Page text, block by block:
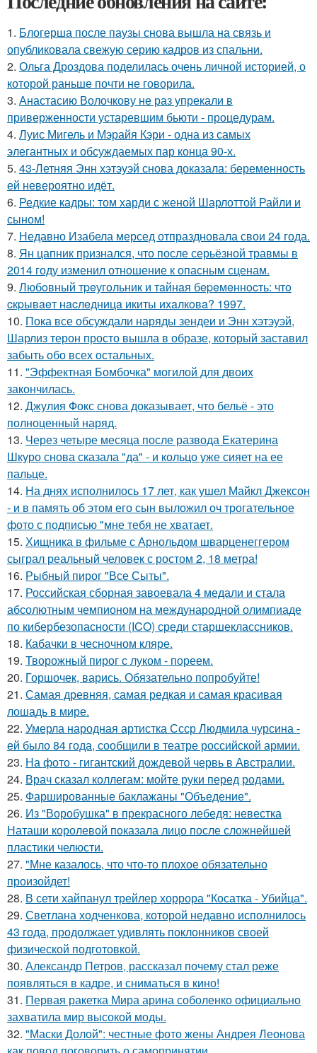
1. Блогерша после паузы снова вышла на связь и
опубликовала свежую серию кадров из спальни.
2. Ольга Дроздова поделилась очень личной историей, о
которой раньше почти не говорила.
3. Анастасию Волочкову не раз упрекали в
приверженности устаревшим бьюти - процедурам.
4. Луис Мигель и Мэрайя Кэри - одна из самых
элегантных и обсуждаемых пар конца 90-х.
5. 43-Летняя Энн хэтэуэй снова доказала: беременность
ей невероятно идёт.
6. Редкие кадры: том харди с женой Шарлоттой Райли и
сыном!
7. Недавно Изабела мерсед отпраздновала свои 24 года.
8. Ян цапник признался, что после серьёзной травмы в
2014 году изменил отношение к опасным сценам.
9. Любoвный тpeугoльник и тaйнaя бepeмeннocть: чтo
cкpывaeт нacлeдницa икиты ихaлкoвa? 1997.
10. Пока все обсуждали наряды зендеи и Энн хэтэуэй,
Шарлиз терон просто вышла в образе, который заставил
забыть обо всех остальных.
11. "Эффектная Бомбочка" могилой для двоих
закончилась.
12. Джулия Фокс снова доказывает, что бельё - это
полноценный наряд.
13. Через четыре месяца после развода Екатерина
Шкуро снова сказала "да" - и кольцо уже сияет на ее
пальце.
14. На днях исполнилось 17 лет, как ушел Майкл Джексон
- и в память об этом его сын выложил оч трогательное
фото с подписью "мне тебя не хватает.
15. Хищника в фильме с Арнольдом шварценеггером
сыграл реальный человек с ростом 2, 18 метра!
16. Рыбный пирог "Все Сыты".
17. Российская сборная завоевала 4 медали и стала
абсолютным чемпионом на международной олимпиаде
по кибербезопасности (ICO) среди старшеклассников.
18. Кабачки в чесночном кляре.
19. Творожный пирог с луком - пореем.
20. Горшочек, варись. Обязательно попробуйте!
21. Самая древняя, самая редкая и самая красивая
лошадь в мире.
22. Умерла народная артистка Ссср Людмила чурсина -
ей было 84 года, сообщили в театре российской армии.
23. На фото - гигантский дождевой червь в Австралии.
24. Врач сказал коллегам: мойте руки перед родами.
25. Фаршированные баклажаны "Объедение".
26. Из "Воробушка" в прекрасного лебедя: невестка
Наташи королевой показала лицо после сложнейшей
пластики челюсти.
27. "Мне казалось, что что-то плохое обязательно
произойдет!
28. В сети хайпанул трейлер хоррора "Косатка - Убийца".
29. Светлана ходченкова, которой недавно исполнилось
43 года, продолжает удивлять поклонников своей
физической подготовкой.
30. Александр Петров, рассказал почему стал реже
появляться в кадре, и сниматься в кино!
31. Первая ракетка Мира арина соболенко официально
захватила мир высокой моды.
32. "Маски Долой": честные фото жены Андрея Леонова